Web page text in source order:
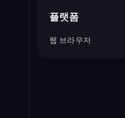
플랫폼
웹 브라우저